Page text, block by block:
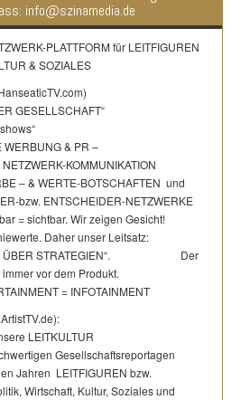
info@szinamedia.de
PLATTFORM für LEITFIGUREN
& SOZIALES
GESELLSCHAFT“
WERBUNG & PR –
KOMMUNIKATION
– & WERTE-BOTSCHAFTEN und
bzw. ENTSCHEIDER-NETZWERKE
= sichtbar. Wir zeigen Gesicht!
Daher unser Leitsatz:
ÜBER STRATEGIEN“. Der
vor dem Produkt.
= INFOTAINMENT
LEITKULTUR
Gesellschaftsreportagen
Jahren LEITFIGUREN bzw.
Wirtschaft, Kultur, Soziales und